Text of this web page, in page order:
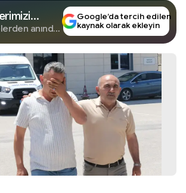
Takip
anında
Google’da tercih edilen
kaynak olarak ekleyin